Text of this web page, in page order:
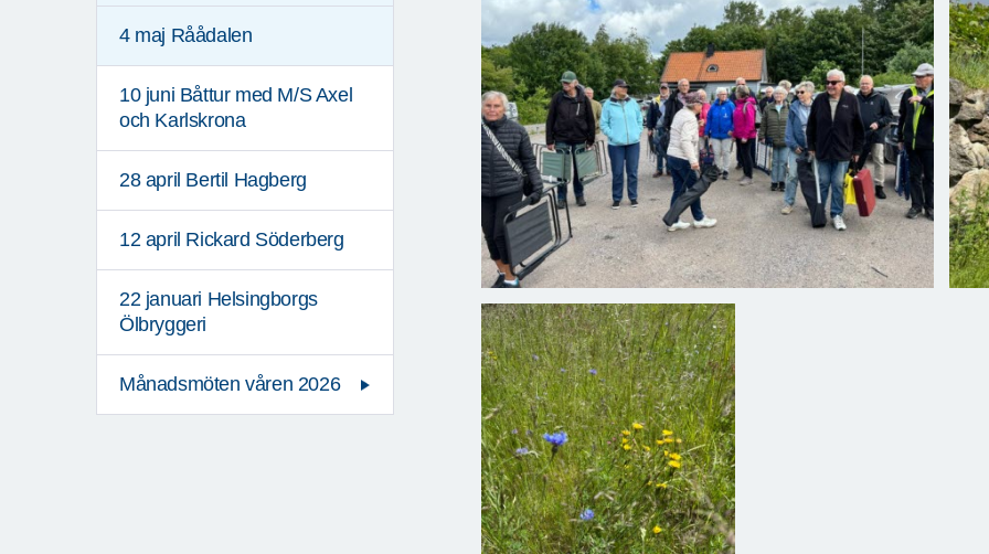
4 maj Råådalen
10 juni Båttur med M/S Axel
och Karlskrona
28 april Bertil Hagberg
12 april Rickard Söderberg
22 januari Helsingborgs
Ölbryggeri
Månadsmöten våren 2026